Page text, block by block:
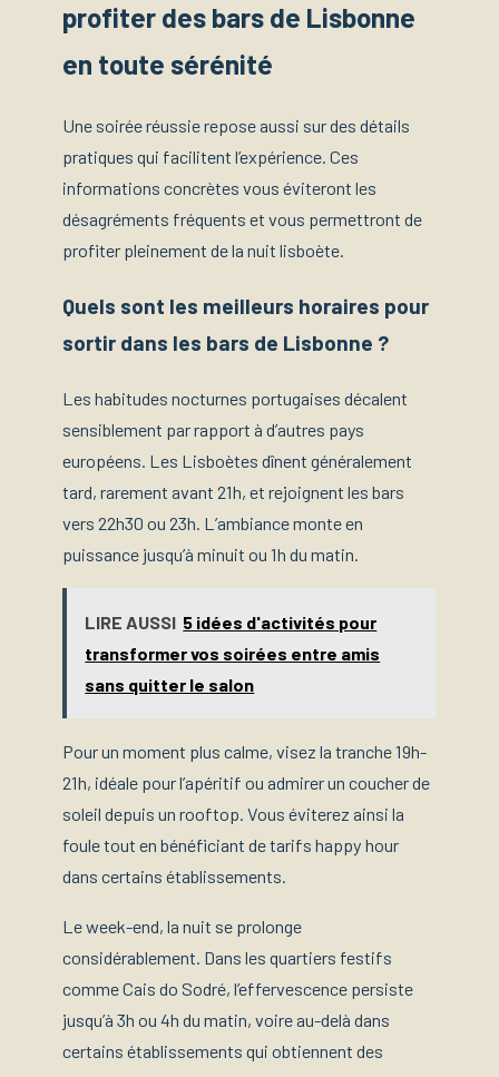
profiter des bars de Lisbonne
en toute sérénité
Une soirée réussie repose aussi sur des détails
pratiques qui facilitent l’expérience. Ces
informations concrètes vous éviteront les
désagréments fréquents et vous permettront de
profiter pleinement de la nuit lisboète.
Quels sont les meilleurs horaires pour
sortir dans les bars de Lisbonne ?
Les habitudes nocturnes portugaises décalent
sensiblement par rapport à d’autres pays
européens. Les Lisboètes dînent généralement
tard, rarement avant 21h, et rejoignent les bars
vers 22h30 ou 23h. L’ambiance monte en
puissance jusqu’à minuit ou 1h du matin.
LIRE AUSSI 5 idées d'activités pour
transformer vos soirées entre amis
sans quitter le salon
Pour un moment plus calme, visez la tranche 19h-
21h, idéale pour l’apéritif ou admirer un coucher de
soleil depuis un rooftop. Vous éviterez ainsi la
foule tout en bénéficiant de tarifs happy hour
dans certains établissements.
Le week-end, la nuit se prolonge
considérablement. Dans les quartiers festifs
comme Cais do Sodré, l’effervescence persiste
jusqu’à 3h ou 4h du matin, voire au-delà dans
certains établissements qui obtiennent des